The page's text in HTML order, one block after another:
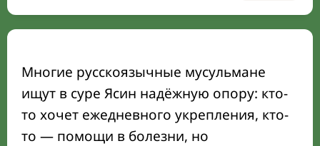
Сура Ясин в структуре Корана:
происхождение, тип ниспослания и объём
Что скрыто в названии «Ясин» и почему её
называют «сердцем Корана»
Подтверждённые достоинства суры Ясин:
хадисы и мнения учёных
Многие русскоязычные мусульмане
ищут в суре Ясин надёжную опору: кто-
то хочет ежедневного укрепления, кто-
то — помощи в болезни, но